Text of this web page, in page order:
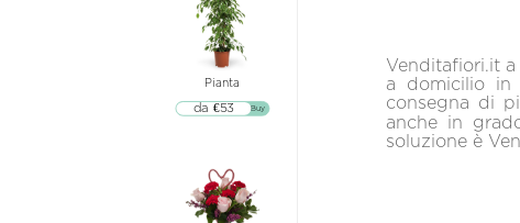
Pianta
▷▷ Buy
da €53
Venditafiori.it
a domicilio in
consegna di
anche in
soluzione è